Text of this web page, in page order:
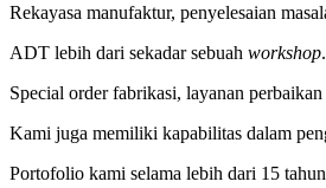
Rekayasa manufaktur, penyelesaian
ADT lebih dari sekadar sebuah workshop
Special order fabrikasi, layanan
Kami juga memiliki kapabilitas dalam
Portofolio kami selama lebih dari 15